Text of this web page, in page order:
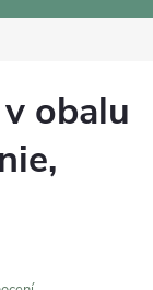
obalu